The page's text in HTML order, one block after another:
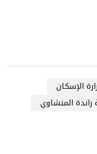
الإسكان
المنشاوي